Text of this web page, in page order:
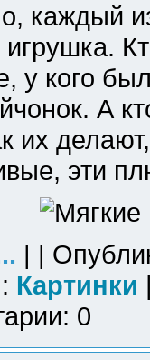
каждый
игрушка.
у кого
А
их
эти
| |
Картинки
0